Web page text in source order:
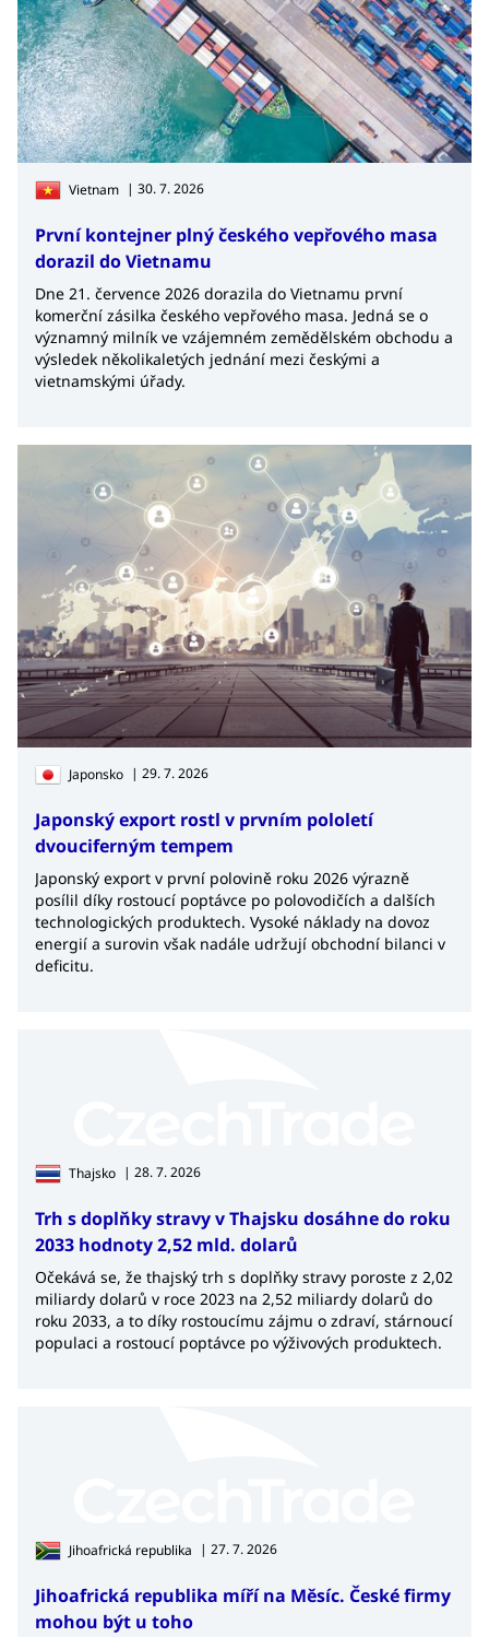
Vietnam | 30. 7. 2026
První kontejner plný českého vepřového masa
dorazil do Vietnamu
Dne 21. července 2026 dorazila do Vietnamu první
komerční zásilka českého vepřového masa. Jedná se o
významný milník ve vzájemném zemědělském obchodu a
výsledek několikaletých jednání mezi českými a
vietnamskými úřady.
Japonsko | 29. 7. 2026
Japonský export rostl v prvním pololetí
dvouciferným tempem
Japonský export v první polovině roku 2026 výrazně
posílil díky rostoucí poptávce po polovodičích a dalších
technologických produktech. Vysoké náklady na dovoz
energií a surovin však nadále udržují obchodní bilanci v
deficitu.
Thajsko | 28. 7. 2026
Trh s doplňky stravy v Thajsku dosáhne do roku
2033 hodnoty 2,52 mld. dolarů
Očekává se, že thajský trh s doplňky stravy poroste z 2,02
miliardy dolarů v roce 2023 na 2,52 miliardy dolarů do
roku 2033, a to díky rostoucímu zájmu o zdraví, stárnoucí
populaci a rostoucí poptávce po výživových produktech.
Jihoafrická republika | 27. 7. 2026
Jihoafrická republika míří na Měsíc. České firmy
mohou být u toho